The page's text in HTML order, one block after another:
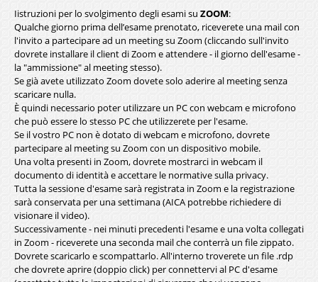
Iistruzioni per lo svolgimento degli esami su ZOOM:
Qualche giorno prima dell’esame prenotato, riceverete una mail con
l'invito a partecipare ad un meeting su Zoom (cliccando sull'invito
dovrete installare il client di Zoom e attendere - il giorno dell'esame -
la "ammissione" al meeting stesso).
Se già avete utilizzato Zoom dovete solo aderire al meeting senza
scaricare nulla.
È quindi necessario poter utilizzare un PC con webcam e microfono
che può essere lo stesso PC che utilizzerete per l'esame.
Se il vostro PC non è dotato di webcam e microfono, dovrete
partecipare al meeting su Zoom con un dispositivo mobile.
Una volta presenti in Zoom, dovrete mostrarci in webcam il
documento di identità e accettare le normative sulla privacy.
Tutta la sessione d'esame sarà registrata in Zoom e la registrazione
sarà conservata per una settimana (AICA potrebbe richiedere di
visionare il video).
Successivamente - nei minuti precedenti l'esame e una volta collegati
in Zoom - riceverete una seconda mail che conterrà un file zippato.
Dovrete scaricarlo e scompattarlo. All'interno troverete un file .rdp
che dovrete aprire (doppio click) per connettervi al PC d'esame